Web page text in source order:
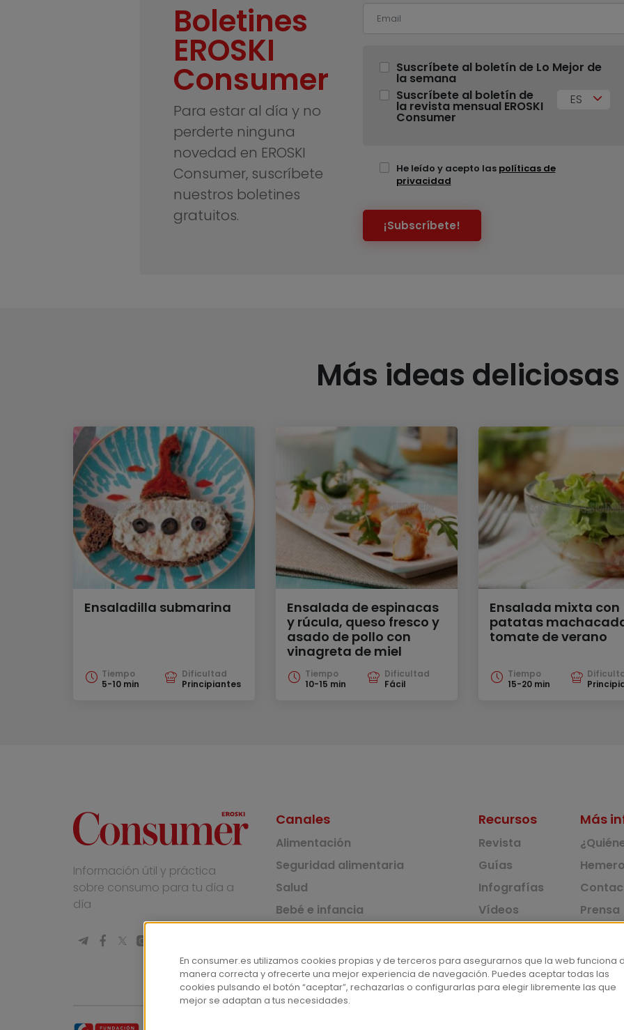
Boletines
EROSKI
Consumer
Para estar al día y no
perderte ninguna
novedad en EROSKI
Consumer, suscríbete
nuestros boletines
gratuitos.
Suscríbete al boletín de Lo Mejor de
la semana
Suscríbete al boletín de
la revista mensual EROSKI
Consumer
ES
He leído y acepto las políticas de
privacidad
¡Subscríbete!
Más ideas deliciosas
Ensaladilla submarina
Tiempo
5-10 min
Dificultad
Principiantes
Ensalada de espinacas
y rúcula, queso fresco y
asado de pollo con
vinagreta de miel
Tiempo
10-15 min
Dificultad
Fácil
Ensalada mixta con
patatas
tomate de verano
Tiempo
15-20 min
Información útil y práctica
sobre consumo para tu día a
día
Canales
Alimentación
Seguridad alimentaria
Salud
Bebé e infancia
Sociedad y consumo
Mascotas
Recursos
Revista
Guías
Infografías
Vídeos
Más
Prensa
En consumer.es utilizamos cookies propias y de terceros para asegurarnos que la web funciona
manera correcta y ofrecerte una mejor experiencia de navegación. Puedes aceptar todas las
cookies pulsando el botón “aceptar”, rechazarlas o configurarlas para elegir libremente las que
mejor se adaptan a tus necesidades.